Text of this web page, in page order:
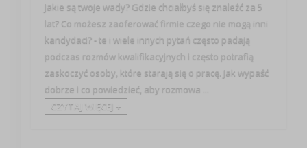
Jakie są twoje wady? Gdzie chciałbyś się znaleźć za 5
lat? Co możesz zaoferować firmie czego nie mogą inni
kandydaci? - te i wiele innych pytań często padają
podczas rozmów kwalifikacyjnych i często potrafią
zaskoczyć osoby, które starają się o pracę. Jak wypaść
dobrze i co powiedzieć, aby rozmowa ...
CZYTAJ WIĘCEJ +